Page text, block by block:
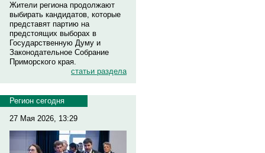
Жители региона продолжают
выбирать кандидатов, которые
представят партию на
предстоящих выборах в
Государственную Думу и
Законодательное Собрание
Приморского края.
статьи раздела
Регион сегодня
27 Мая 2026, 13:29